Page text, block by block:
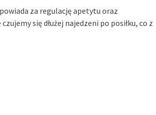
za regulację apetytu oraz
się dłużej najedzeni po posiłku, co z